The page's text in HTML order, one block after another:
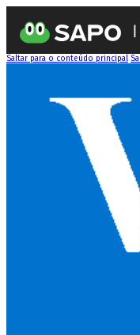
Saltar para o conteúdo principal